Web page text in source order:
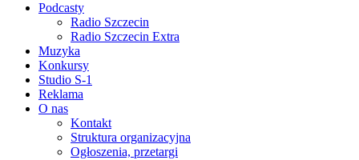
Podcasty
Radio Szczecin
Radio Szczecin Extra
Muzyka
Konkursy
Studio S-1
Reklama
O nas
Kontakt
Struktura organizacyjna
Ogłoszenia, przetargi